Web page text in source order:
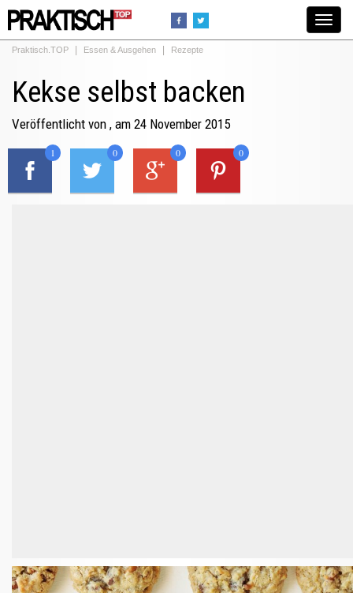
Toggle
Praktisch.TOP Essen & Ausgehen Rezepte
Kekse selbst backen
Veröffentlicht von , am 24 November 2015
1 0 0 0